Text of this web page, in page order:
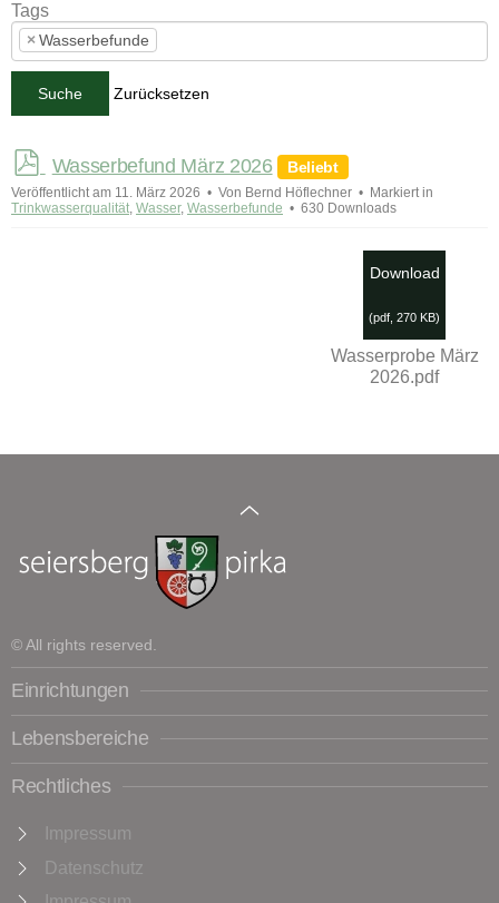
Tags
× Wasserbefunde
Suche Zurücksetzen
p
d
f
Wasserbefund März 2026 Beliebt
Veröffentlicht am 11. März 2026 Von Bernd Höflechner
Markiert in
Trinkwasserqualität, Wasser, Wasserbefunde 630 Downloads
Download
(pdf, 270 KB)
Wasserprobe März
2026.pdf
© All rights reserved.
Einrichtungen
Lebensbereiche
Rechtliches
Impressum
Datenschutz